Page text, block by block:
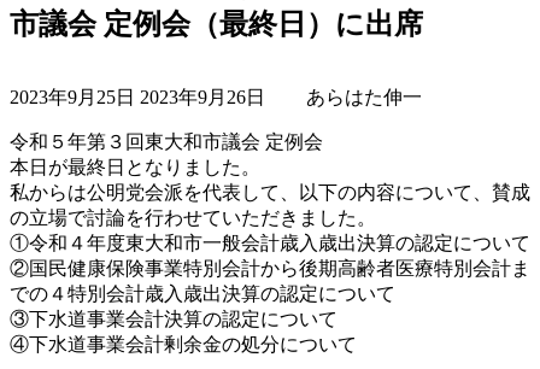
市議会 定例会（最終日）に出席
2023年9月25日 終
更
新
日
時
:
2023年9月26日 あらはた伸一
令和５年第３回東大和市議会 定例会
本日が最終日となりました。
私からは公明党会派を代表して、以下の内容について、賛成
の立場で討論を行わせていただきました。
①令和４年度東大和市一般会計歳入歳出決算の認定について
②国民健康保険事業特別会計から後期高齢者医療特別会計ま
での４特別会計歳入歳出決算の認定について
③下水道事業会計決算の認定について
④下水道事業会計剰余金の処分について